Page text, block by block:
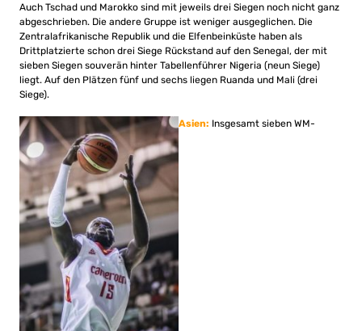
Auch Tschad und Marokko sind mit jeweils drei Siegen noch nicht ganz
abgeschrieben. Die andere Gruppe ist weniger ausgeglichen. Die
Zentralafrikanische Republik und die Elfenbeinküste haben als
Drittplatzierte schon drei Siege Rückstand auf den Senegal, der mit
sieben Siegen souverän hinter Tabellenführer Nigeria (neun Siege)
liegt. Auf den Plätzen fünf und sechs liegen Ruanda und Mali (drei
Siege).
Asien: Insgesamt sieben WM-